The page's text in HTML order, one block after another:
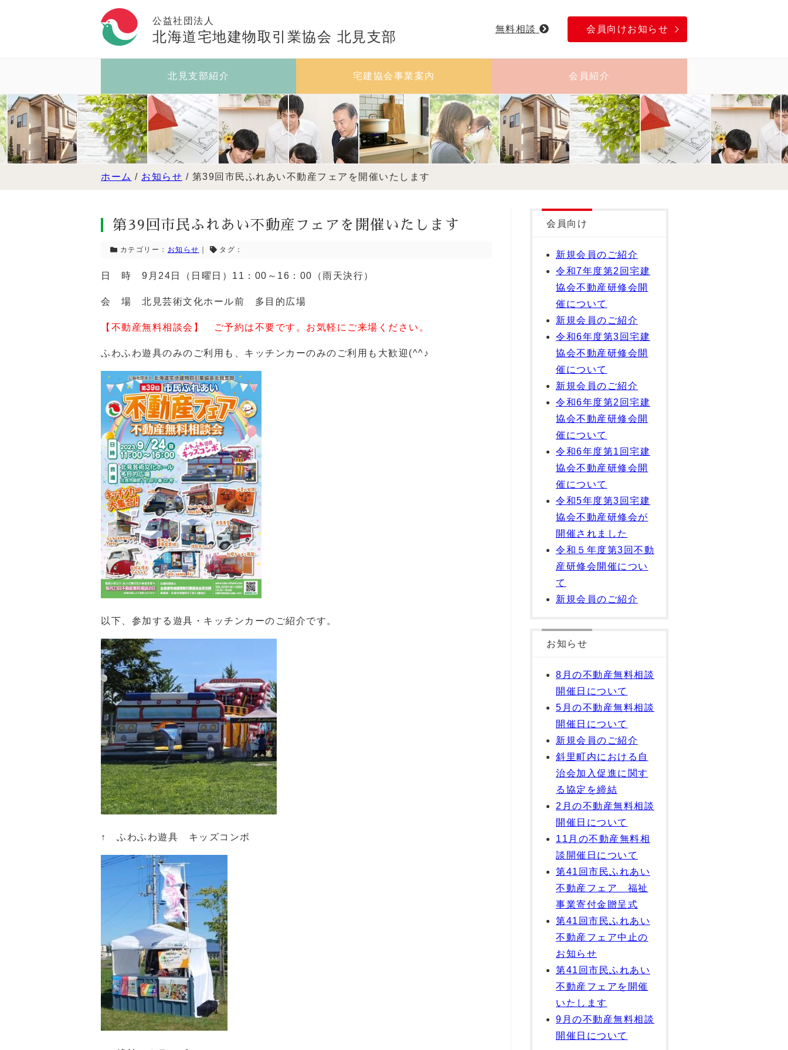
公益社団法人
北海道宅地建物取引業協会 北見支部 無料相談 会員向けお知らせ
北見支部紹介 宅建協会事業案内 会員紹介
ホーム / お知らせ / 第39回市民ふれあい不動産フェアを開催いたします
第39回市民ふれあい不動産フェアを開催いたします
カテゴリー： お知らせ タグ：
日 時 9月24日（日曜日）11：00～16：00（雨天決行）
会 場 北見芸術文化ホール前 多目的広場
【不動産無料相談会】 ご予約は不要です。お気軽にご来場ください。
ふわふわ遊具のみのご利用も、キッチンカーのみのご利用も大歓迎(^^♪
以下、参加する遊具・キッチンカーのご紹介です。
↑ ふわふわ遊具 キッズコンボ
会員向け
新規会員のご紹介
令和7年度第2回宅建
協会不動産研修会開
催について
新規会員のご紹介
令和6年度第3回宅建
協会不動産研修会開
催について
新規会員のご紹介
令和6年度第2回宅建
協会不動産研修会開
催について
令和6年度第1回宅建
協会不動産研修会開
催について
令和5年度第3回宅建
協会不動産研修会が
開催されました
令和５年度第3回不動
産研修会開催につい
て
新規会員のご紹介
お知らせ
8月の不動産無料相談
開催日について
5月の不動産無料相談
開催日について
新規会員のご紹介
斜里町内における自
治会加入促進に関す
る協定を締結
2月の不動産無料相談
開催日について
11月の不動産無料相
談開催日について
第41回市民ふれあい
不動産フェア 福祉
事業寄付金贈呈式
第41回市民ふれあい
不動産フェア中止の
お知らせ
第41回市民ふれあい
不動産フェアを開催
いたします
9月の不動産無料相談
開催日について